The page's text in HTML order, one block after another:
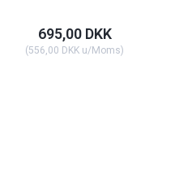
695,00 DKK
(556,00 DKK u/Moms)